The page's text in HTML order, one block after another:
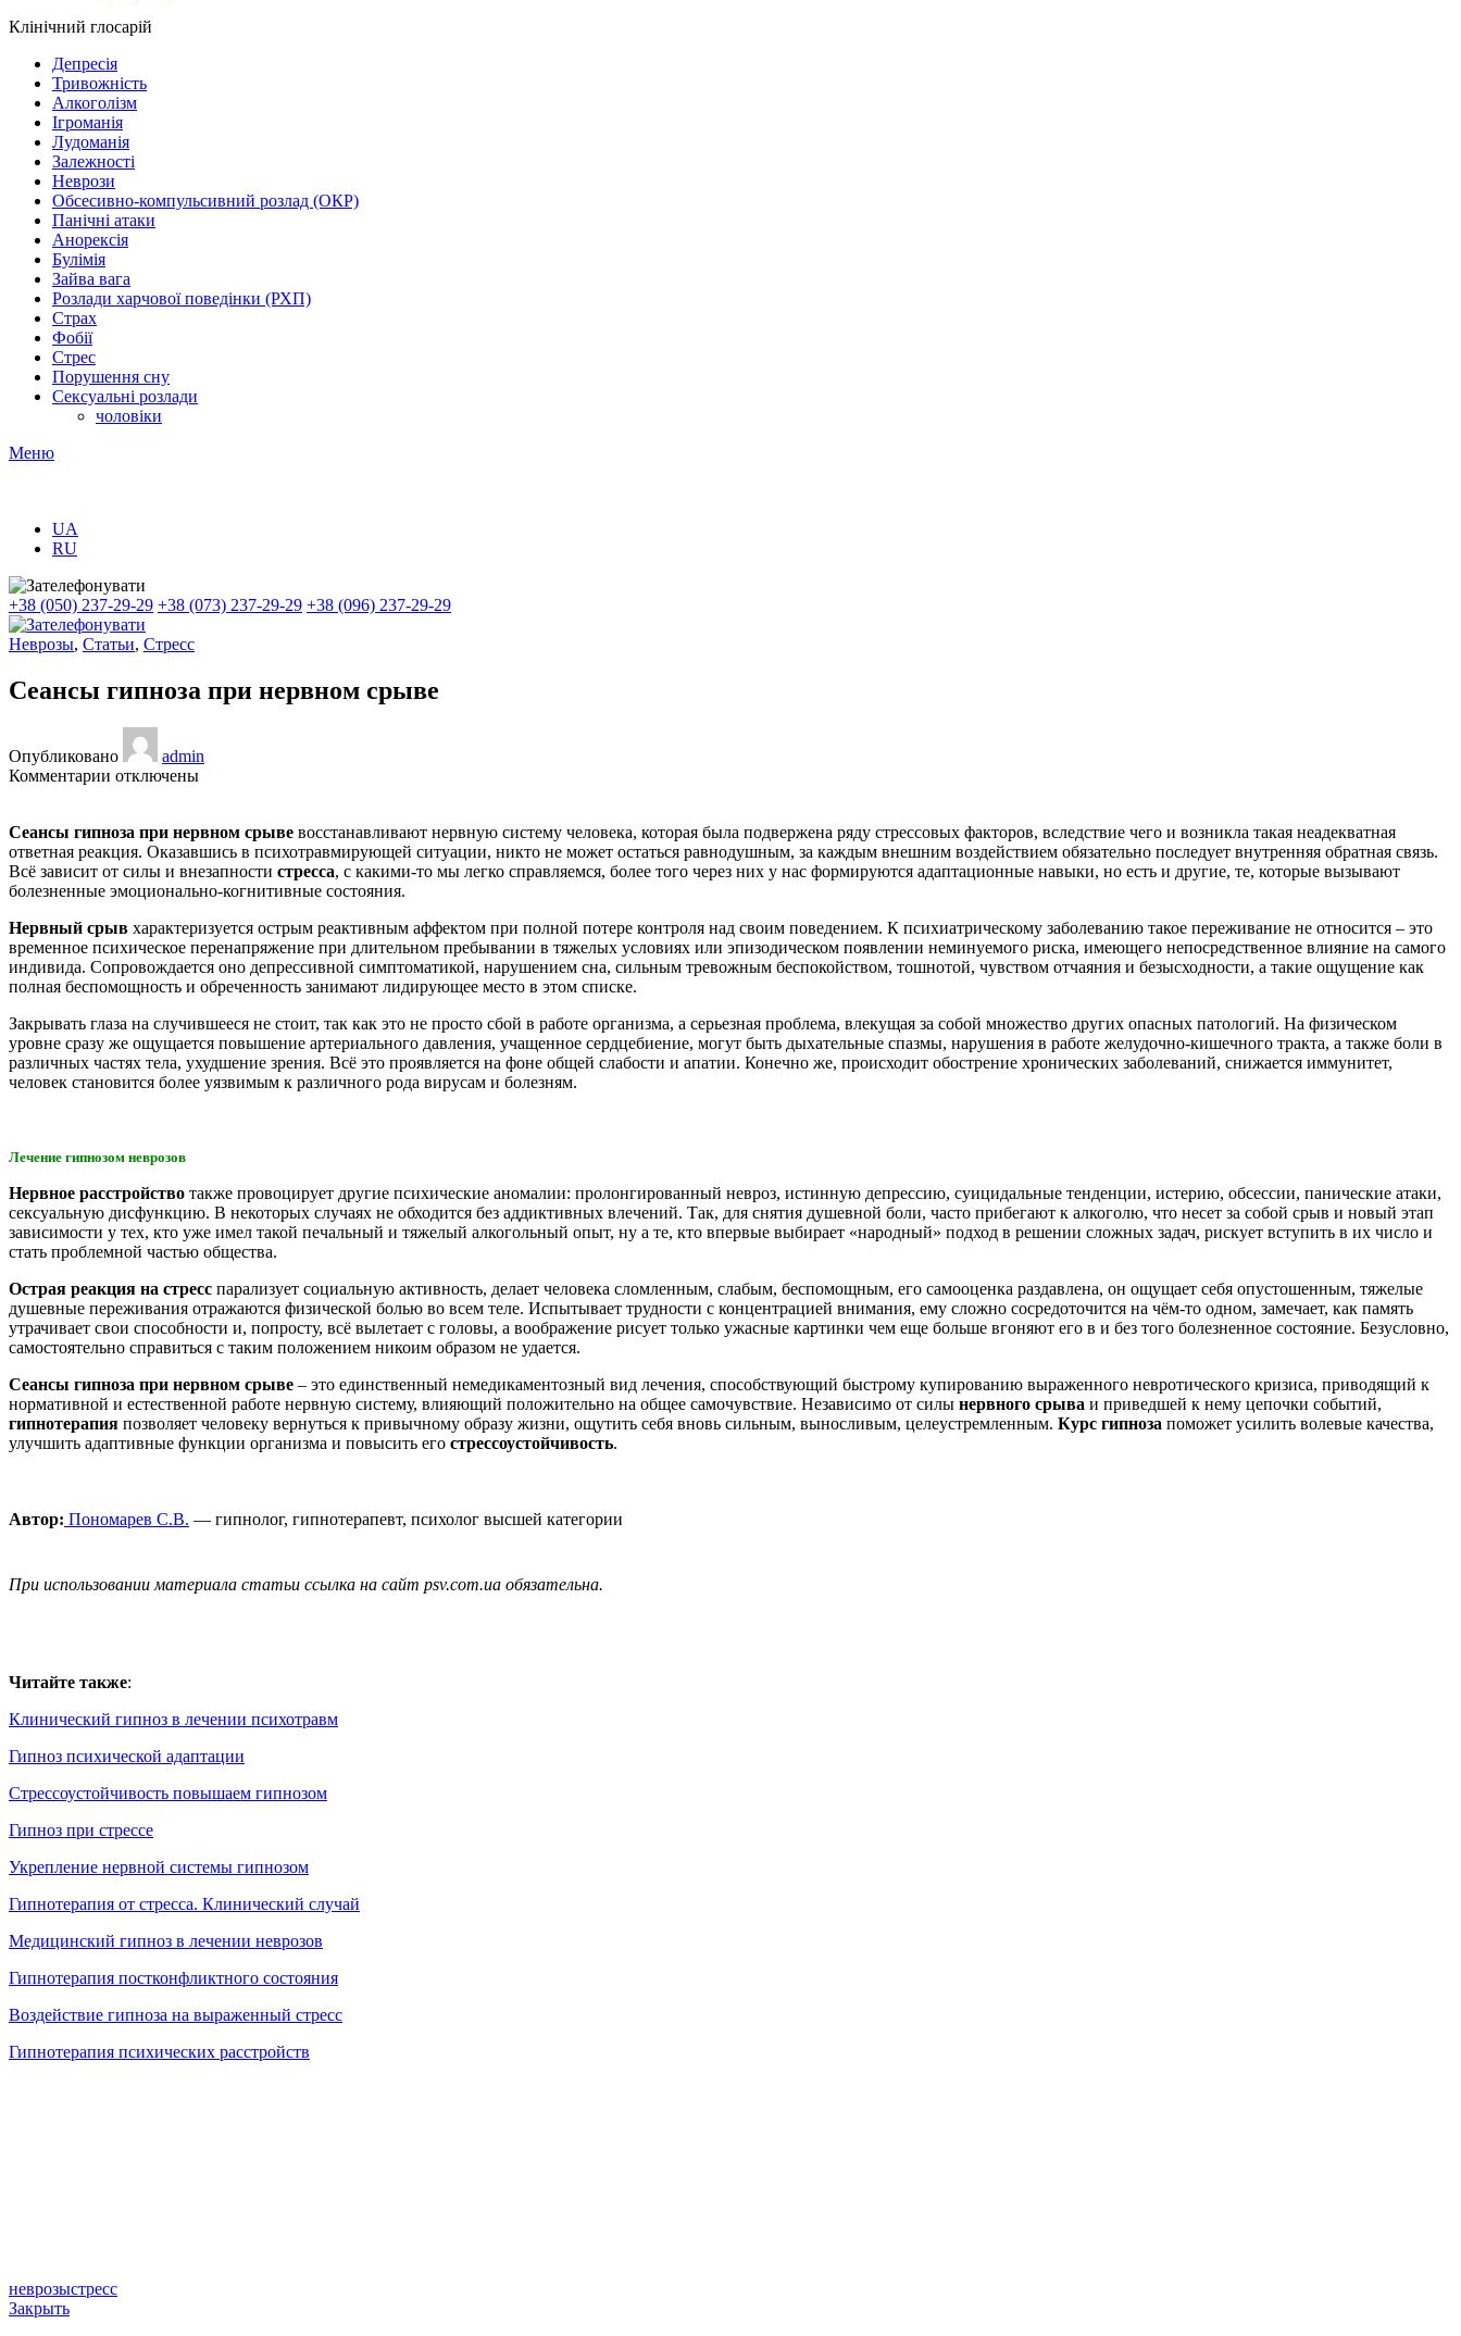
Клінічний глосарій
Депресія
Тривожність
Алкоголізм
Ігроманія
Лудоманія
Залежності
Неврози
Обсесивно-компульсивний розлад (ОКР)
Панічні атаки
Анорексія
Булімія
Зайва вага
Розлади харчової поведінки (РХП)
Страх
Фобії
Стрес
Порушення сну
Сексуальні розлади
чоловіки
Меню
UA
RU
+38 (050) 237-29-29 +38 (073) 237-29-29 +38 (096) 237-29-29
Неврозы, Статьи, Стресс
Сеансы гипноза при нервном срыве
Опубликовано
admin
Комментарии к
гипноза
при
нервном
срыве
отключены
Сеансы гипноза при нервном срыве восстанавливают нервную систему человека, которая была подвержена ряду стрессовых факторов, вследствие чего и возникла такая неадекватная
ответная реакция. Оказавшись в психотравмирующей ситуации, никто не может остаться равнодушным, за каждым внешним воздействием обязательно последует внутренняя обратная связь.
Всё зависит от силы и внезапности стресса, с какими-то мы легко справляемся, более того через них у нас формируются адаптационные навыки, но есть и другие, те, которые вызывают
болезненные эмоционально-когнитивные состояния.
Нервный срыв характеризуется острым реактивным аффектом при полной потере контроля над своим поведением. К психиатрическому заболеванию такое переживание не относится – это
временное психическое перенапряжение при длительном пребывании в тяжелых условиях или эпизодическом появлении неминуемого риска, имеющего непосредственное влияние на самого
индивида. Сопровождается оно депрессивной симптоматикой, нарушением сна, сильным тревожным беспокойством, тошнотой, чувством отчаяния и безысходности, а такие ощущение как
полная беспомощность и обреченность занимают лидирующее место в этом списке.
Закрывать глаза на случившееся не стоит, так как это не просто сбой в работе организма, а серьезная проблема, влекущая за собой множество других опасных патологий. На физическом
уровне сразу же ощущается повышение артериального давления, учащенное сердцебиение, могут быть дыхательные спазмы, нарушения в работе желудочно-кишечного тракта, а также боли в
различных частях тела, ухудшение зрения. Всё это проявляется на фоне общей слабости и апатии. Конечно же, происходит обострение хронических заболеваний, снижается иммунитет,
человек становится более уязвимым к различного рода вирусам и болезням.
Лечение гипнозом неврозов
Нервное расстройство также провоцирует другие психические аномалии: пролонгированный невроз, истинную депрессию, суицидальные тенденции, истерию, обсессии, панические атаки,
сексуальную дисфункцию. В некоторых случаях не обходится без аддиктивных влечений. Так, для снятия душевной боли, часто прибегают к алкоголю, что несет за собой срыв и новый этап
зависимости у тех, кто уже имел такой печальный и тяжелый алкогольный опыт, ну а те, кто впервые выбирает «народный» подход в решении сложных задач, рискует вступить в их число и
стать проблемной частью общества.
Острая реакция на стресс парализует социальную активность, делает человека сломленным, слабым, беспомощным, его самооценка раздавлена, он ощущает себя опустошенным, тяжелые
душевные переживания отражаются физической болью во всем теле. Испытывает трудности с концентрацией внимания, ему сложно сосредоточится на чём-то одном, замечает, как память
утрачивает свои способности и, попросту, всё вылетает с головы, а воображение рисует только ужасные картинки чем еще больше вгоняют его в и без того болезненное состояние. Безусловно,
самостоятельно справиться с таким положением никоим образом не удается.
Сеансы гипноза при нервном срыве – это единственный немедикаментозный вид лечения, способствующий быстрому купированию выраженного невротического кризиса, приводящий к
нормативной и естественной работе нервную систему, влияющий положительно на общее самочувствие. Независимо от силы нервного срыва и приведшей к нему цепочки событий,
гипнотерапия позволяет человеку вернуться к привычному образу жизни, ощутить себя вновь сильным, выносливым, целеустремленным. Курс гипноза поможет усилить волевые качества,
улучшить адаптивные функции организма и повысить его стрессоустойчивость.
Автор: Пономарев С.В. — гипнолог, гипнотерапевт, психолог высшей категории
При использовании материала статьи ссылка на сайт psv.com.ua обязательна.
Читайте также:
Клинический гипноз в лечении психотравм
Гипноз психической адаптации
Стрессоустойчивость повышаем гипнозом
Гипноз при стрессе
Укрепление нервной системы гипнозом
Гипнотерапия от стресса. Клинический случай
Медицинский гипноз в лечении неврозов
Гипнотерапия постконфликтного состояния
Воздействие гипноза на выраженный стресс
Гипнотерапия психических расстройств
неврозыстресс
Закрыть